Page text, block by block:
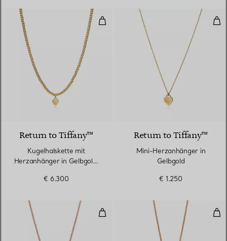
Kugelhalskette mit
Return to Tiffany™
Kugelhalskette mit
Herzanhänger in Gelbgold,
€ 6.300
Return to Tiffany™
Mini-Herzanhänger in
Gelbgold
€ 1.250
Kleiner Anhänger in Roségold